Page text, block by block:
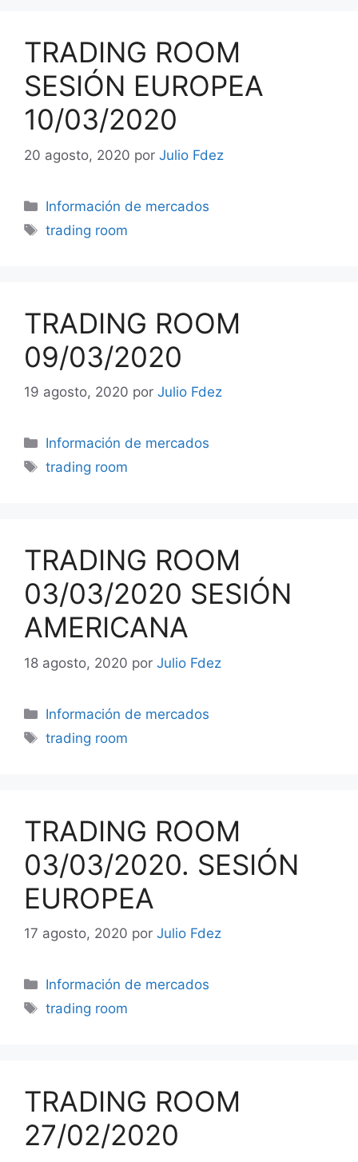
TRADING ROOM
SESIÓN EUROPEA
10/03/2020
20 agosto, 2020 por Julio Fdez
Categorías
Información de mercados
Etiquetas
trading room
TRADING ROOM
09/03/2020
19 agosto, 2020 por Julio Fdez
Categorías
Información de mercados
Etiquetas
trading room
TRADING ROOM
03/03/2020 SESIÓN
AMERICANA
18 agosto, 2020 por Julio Fdez
Categorías
Información de mercados
Etiquetas
trading room
TRADING ROOM
03/03/2020. SESIÓN
EUROPEA
17 agosto, 2020 por Julio Fdez
Categorías
Información de mercados
Etiquetas
trading room
TRADING ROOM
27/02/2020